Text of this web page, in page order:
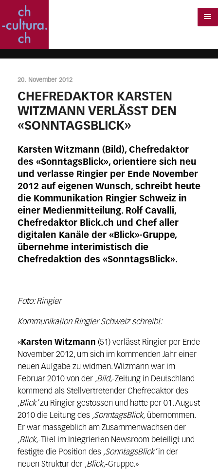
20. November 2012
CHEFREDAKTOR KARSTEN
WITZMANN VERLÄSST DEN
«SONNTAGSBLICK»
Karsten Witzmann (Bild), Chefredaktor
des «SonntagsBlick», orientiere sich neu
und verlasse Ringier per Ende November
2012 auf eigenen Wunsch, schreibt heute
die Kommunikation Ringier Schweiz in
einer Medienmitteilung. Rolf Cavalli,
Chefredaktor Blick.ch und Chef aller
digitalen Kanäle der «Blick»-Gruppe,
übernehme interimistisch die
Chefredaktion des «SonntagsBlick».
Foto: Ringier
Kommunikation Ringier Schweiz schreibt:
«Karsten Witzmann (51) verlässt Ringier per Ende
November 2012, um sich im kommenden Jahr einer
neuen Aufgabe zu widmen. Witzmann war im
Februar 2010 von der ‚Bild‚-Zeitung in Deutschland
kommend als Stellvertretender Chefredaktor des
‚Blick‘zu Ringier gestossen und hatte per 01. August
2010 die Leitung des ‚SonntagsBlick‚ übernommen.
Er war massgeblich am Zusammenwachsen der
‚Blick‚-Titel im Integrierten Newsroom beteiligt und
festigte die Position des ‚SonntagsBlick‘in der
neuen Struktur der ‚Blick‚-Gruppe.»